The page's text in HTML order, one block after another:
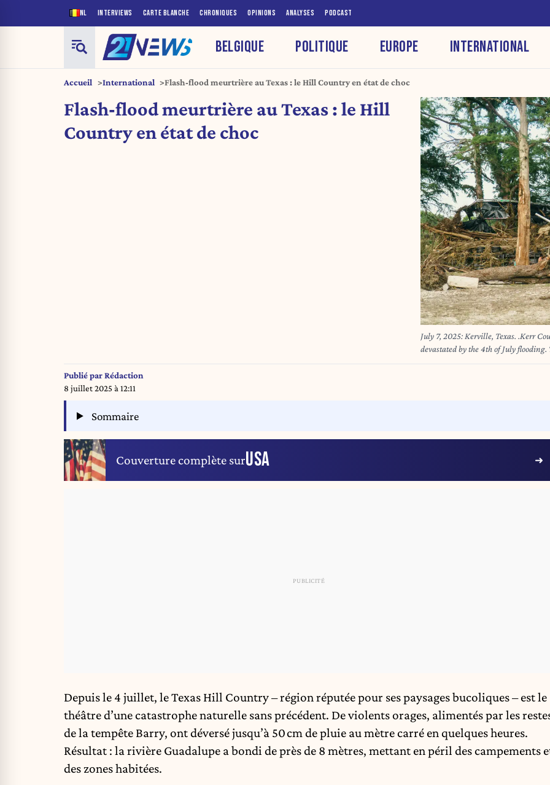
NL INTERVIEWS CARTE BLANCHE CHRONIQUES OPINIONS ANALYSES PODCAST
BELGIQUE POLITIQUE EUROPE INTERNATIONAL
Accueil International Flash‐flood meurtrière au Texas : le Hill Country en état de choc
Flash‐flood meurtrière au Texas : le Hill
Country en état de choc
July 7, 2025: Kerville, Texas. .Kerr
devastated by the 4th of July
significantly, enabling rescuers to
Publié parRédaction
8 juillet 2025 à 12:11
Sommaire
Couverture complète surUSA
Depuis le 4 juillet, le Texas Hill Country – région réputée pour ses paysages bucoliques – est le
théâtre d’une catastrophe naturelle sans précédent. De violents orages, alimentés par les
de la tempête Barry, ont déversé jusqu’à 50 cm de pluie au mètre carré en quelques heures.
Résultat : la rivière Guadalupe a bondi de près de 8 mètres, mettant en péril des campements
des zones habitées.